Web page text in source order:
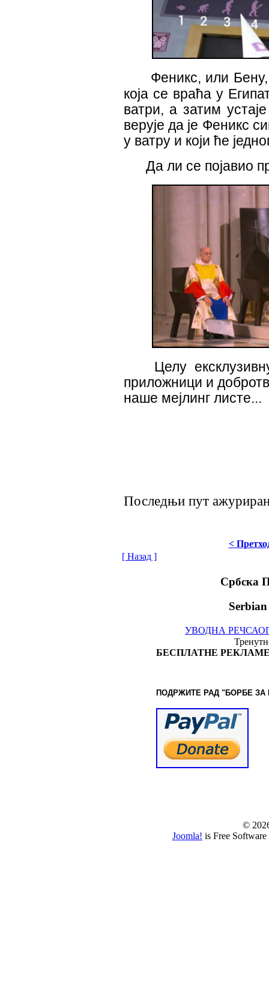
Феникс, или
која се враћа у
ватри, а затим
верује да је Феникс
у ватруи који ће
Да ли се појавио
Целу
приложници и
наше мејлинг листе...
Последњи пут
<
[ Назад ]
Србска
УВОДНА РЕЧ
БЕСПЛАТНЕ
ПОДРЖИТЕ РАД "БОРБЕ ЗА
©
Joomla! is Free